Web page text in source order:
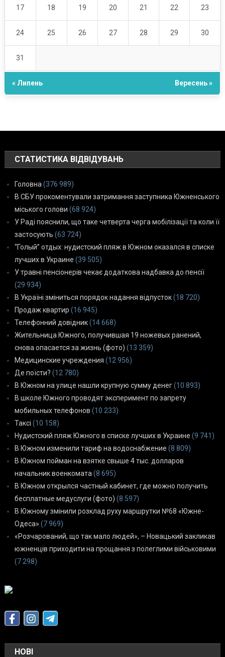
17 18 19 20 21 22 23
24 25 26 27 28 29 30
31
« Липень Вересень »
СТАТИСТИКА ВІДВІДУВАНЬ
Головна (376 989)
В СБУ прокоментували затримання заступника Южненського
міського голови (68 924)
У Раді пояснили, що таке четверта черга мобілізації та коли її
застосують (63 724)
“Голый” отдых: нудистский пляж в Южном оказался в списке
лучших в Украине (39 505)
У травні пенсіонерів чекає додаткова надбавка до пенсії
(29 934)
В Україні зміниться порядок надання відпусток(18 720)
Продаж квартир (16 945)
Телефонний довідник(14 668)
Жительница Южного, получившая 19 ножевых ранений,
снова опасается за жизнь (фото) (13 359)
Медицинские учреждения (12 956)
Де поїсти? (12 780)
В Южном на улице нашли крупную сумму денег(10 893)
В школе Южного проводят эксперимент по запрету
мобильных телефонов (10 233)
Таксі (10 158)
Нудистский пляж Южного в списке лучших в Украине (9 741)
В Южном изменили тариф на водоснабжение (8 809)
В Южном пойман на взятке свыше 4 тыс. долларов
начальник военкомата (8 695)
В Южном открылся частный кабинет, где можно получить
бесплатные медуслуги (фото) (8 597)
В Южному змінили розклад руху маршрутки №68 «Южне-
Одеса» (7 969)
«Розчарований, що так мало людей», – Новацький закликав
южненців приходити на прощання з полеглими військовими
(7 298)
НОВІ